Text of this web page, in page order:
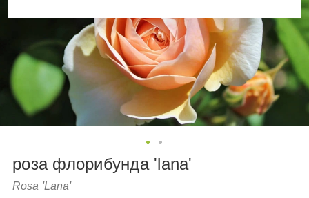
роза флорибунда 'lana'
Rosa 'Lana'